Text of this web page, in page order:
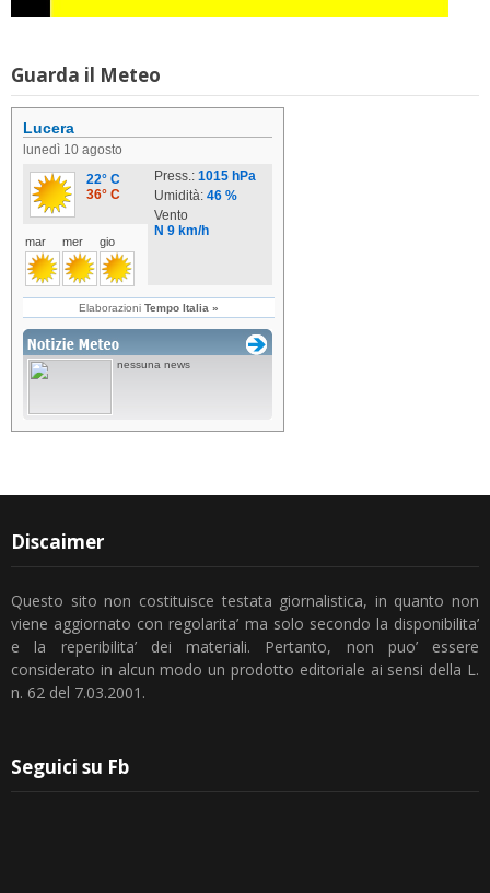
Guarda il Meteo
Discaimer
Questo sito non costituisce testata giornalistica, in quanto non
viene aggiornato con regolarita’ ma solo secondo la disponibilita’
e la reperibilita’ dei materiali. Pertanto, non puo’ essere
considerato in alcun modo un prodotto editoriale ai sensi della L.
n. 62 del 7.03.2001.
Seguici su Fb